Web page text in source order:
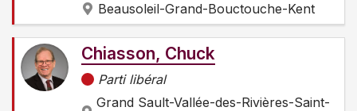
Beausoleil-Grand-Bouctouche-Kent
Chiasson, Chuck
Parti libéral
Grand Sault-Vallée-des-Rivières-Saint-